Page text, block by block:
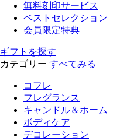
無料刻印サービス
ベストセレクション
会員限定特典
ギフトを探す
カテゴリー すべてみる
コフレ
フレグランス
キャンドル＆ホーム
ボディケア
デコレーション